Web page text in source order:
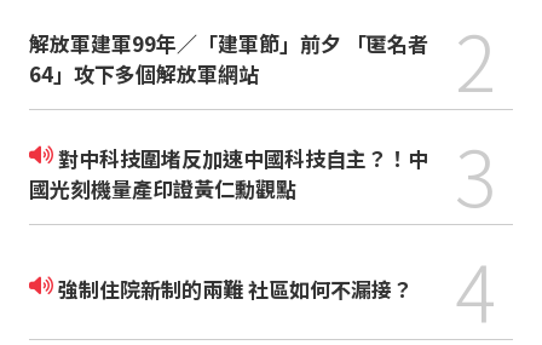
解放軍建軍99年／「建軍節」前夕 「匿名者
64」攻下多個解放軍網站
2
對中科技圍堵反加速中國科技自主？！中
國光刻機量產印證黃仁勳觀點
3
強制住院新制的兩難 社區如何不漏接？ 4